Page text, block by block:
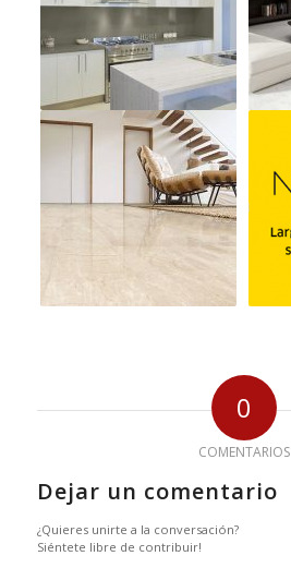
0
COMENTARIOS
Dejar un comentario
¿Quieres unirte a la conversación?
Siéntete libre de contribuir!